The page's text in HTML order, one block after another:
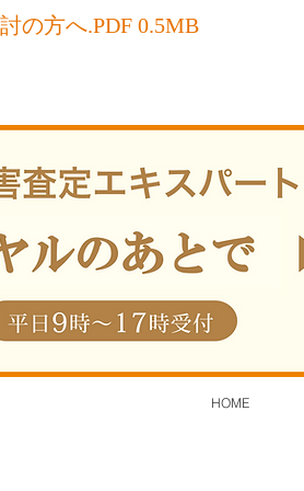
の方へ.PDF 0.5MB
HOME